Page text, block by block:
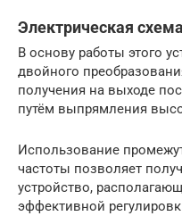
Электрическая схема
В основу работы этого
двойного
получения на выходе
путём выпрямления
Использование
частоты позволяет
устройство,
эффективной